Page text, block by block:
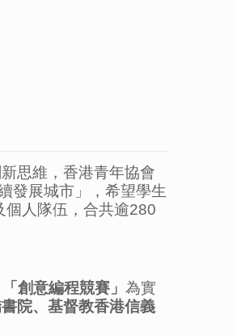
思維，香港青年協會
發展城市」，希望學生
個人隊伍，合共逾280
「創意編程競賽」 為實
院、基督教香港信義